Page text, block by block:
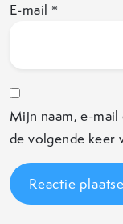
E-mail *
Mijn naam, e-
de volgende keer